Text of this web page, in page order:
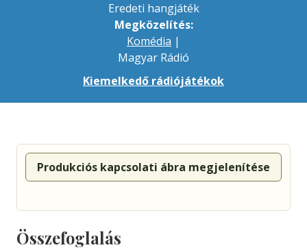
Eredeti hangjáték
Megközelítés:
Komédia |
Magyar Rádió
Kiemelkedő rádiójátékok
Produkciós kapcsolati ábra megjelenítése
Összefoglalás